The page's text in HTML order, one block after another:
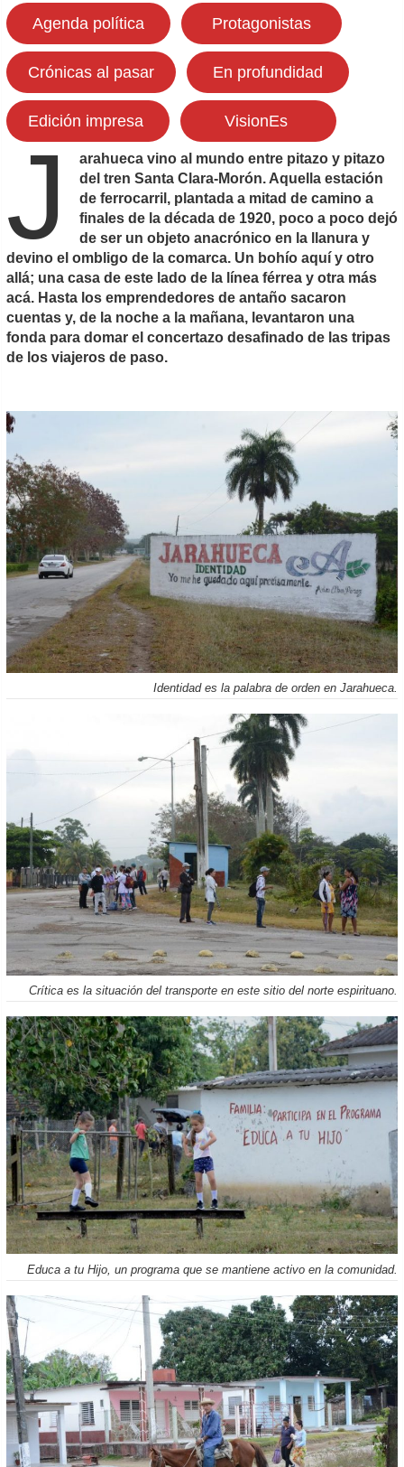
Agenda política Protagonistas
Crónicas al pasar En profundidad
Edición impresa VisionEs
J
arahueca vino al mundo entre pitazo y pitazo
del tren Santa Clara-Morón. Aquella estación
de ferrocarril, plantada a mitad de camino a
finales de la década de 1920, poco a poco dejó
de ser un objeto anacrónico en la llanura y
devino el ombligo de la comarca. Un bohío aquí y otro
allá; una casa de este lado de la línea férrea y otra más
acá. Hasta los emprendedores de antaño sacaron
cuentas y, de la noche a la mañana, levantaron una
fonda para domar el concertazo desafinado de las tripas
de los viajeros de paso.
Identidad es la palabra de orden en Jarahueca.
Crítica es la situación del transporte en este sitio del norte espirituano.
Educa a tu Hijo, un programa que se mantiene activo en la comunidad.